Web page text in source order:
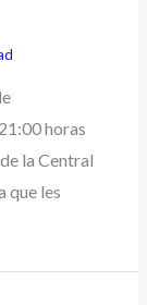
horas
la Central
que les